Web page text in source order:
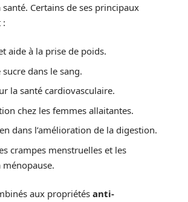
Certains de ses principaux
:
aide à la prise de poids.
dans le sang.
la santé cardiovasculaire.
chez les femmes allaitantes.
dans l’amélioration de la digestion.
crampes menstruelles et les
aux propriétés anti-